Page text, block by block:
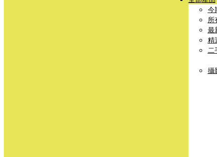
今
所
最
精
二
攝